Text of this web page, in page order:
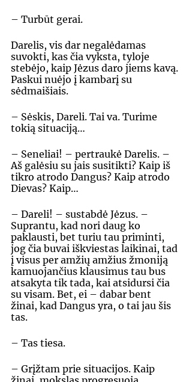
– Turbūt gerai.
Darelis, vis dar negalėdamas
suvokti, kas čia vyksta, tyloje
stebėjo, kaip Jėzus daro jiems kavą.
Paskui nuėjo į kambarį su
sėdmaišiais.
– Sėskis, Dareli. Tai va. Turime
tokią situaciją…
– Seneliai! – pertraukė Darelis. –
Aš galėsiu su jais susitikti? Kaip iš
tikro atrodo Dangus? Kaip atrodo
Dievas? Kaip…
– Dareli! – sustabdė Jėzus. –
Suprantu, kad nori daug ko
paklausti, bet turiu tau priminti,
jog čia buvai iškviestas laikinai, tad
į visus per amžių amžius žmoniją
kamuojančius klausimus tau bus
atsakyta tik tada, kai atsidursi čia
su visam. Bet, ei – dabar bent
žinai, kad Dangus yra, o tai jau šis
tas.
– Tas tiesa.
– Grįžtam prie situacijos. Kaip